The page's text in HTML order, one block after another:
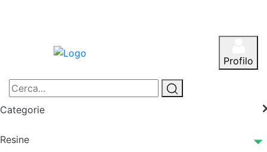
Profilo
Categorie
Resine